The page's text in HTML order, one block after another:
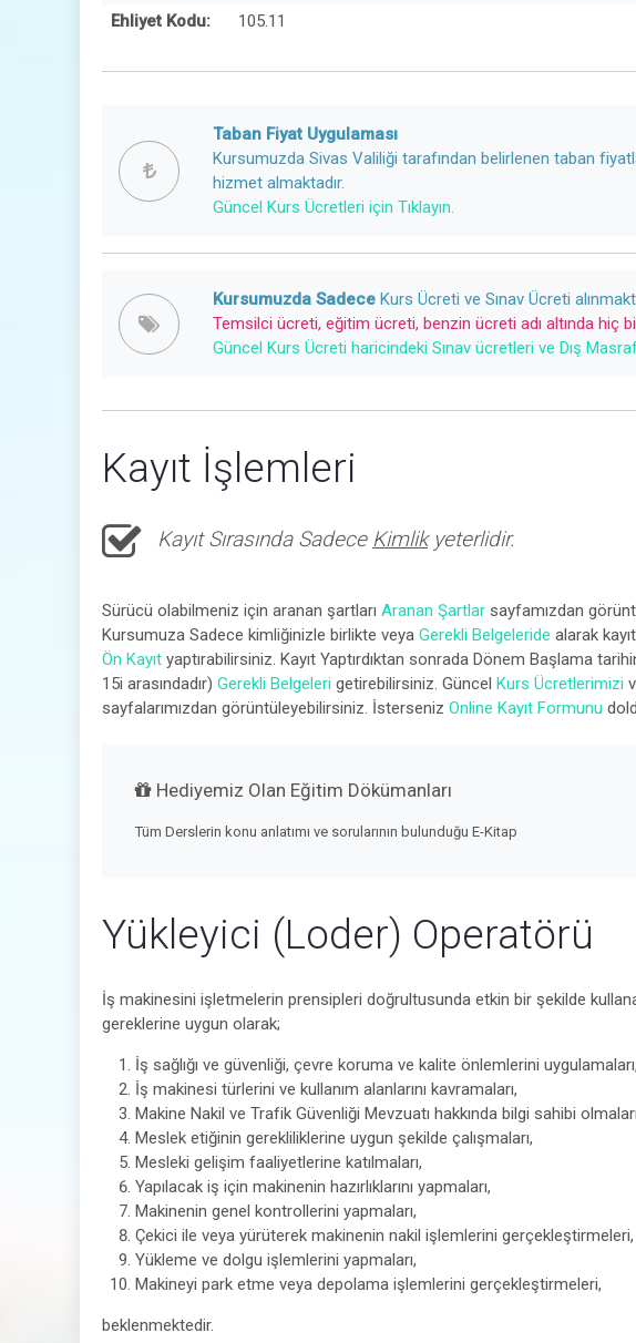
Ehliyet Kodu: 105.11
Taban Fiyat Uygulaması
Kursumuzda Sivas Valiliği tarafından belirlenen taban
hizmet almaktadır.
Güncel Kurs Ücretleri için Tıklayın.
Kursumuzda Sadece Kurs Ücreti ve Sınav Ücreti
Temsilci ücreti, eğitim ücreti, benzin ücreti adı altında hiç
Güncel Kurs Ücreti haricindeki Sınav ücretleri ve Dış
Kayıt İşlemleri
Kayıt Sırasında Sadece Kimlikyeterlidir.
Sürücü olabilmeniz için aranan şartları Aranan Şartlar sayfamızdan
Kursumuza Sadece kimliğinizle birlikte veya Gerekli Belgeleride alarak
Ön Kayıt yaptırabilirsiniz. Kayıt Yaptırdıktan sonrada Dönem Başlama
15i arasındadır) Gerekli Belgeleri getirebilirsiniz. Güncel Kurs Ücretlerimizi
sayfalarımızdan görüntüleyebilirsiniz. İsterseniz Online Kayıt Formunu
Hediyemiz Olan Eğitim Dökümanları
Tüm Derslerin konu anlatımı ve sorularının bulunduğu E-Kitap
Yükleyici (Loder) Operatörü
İş makinesini işletmelerin prensipleri doğrultusunda etkin bir şekilde
gereklerine uygun olarak;
İş sağlığı ve güvenliği, çevre koruma ve kalite önlemlerini uygulamaları,
İş makinesi türlerini ve kullanım alanlarını kavramaları,
Makine Nakil ve Trafik Güvenliği Mevzuatı hakkında bilgi sahibi
Meslek etiğinin gerekliliklerine uygun şekilde çalışmaları,
Mesleki gelişim faaliyetlerine katılmaları,
Yapılacak iş için makinenin hazırlıklarını yapmaları,
Makinenin genel kontrollerini yapmaları,
Çekici ile veya yürüterek makinenin nakil işlemlerini gerçekleştirmeleri,
Yükleme ve dolgu işlemlerini yapmaları,
Makineyi park etme veya depolama işlemlerini gerçekleştirmeleri,
beklenmektedir.